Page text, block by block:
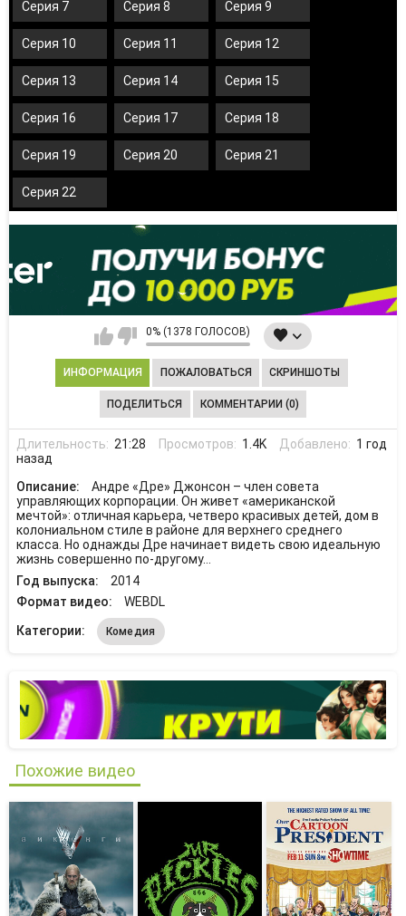
Серия 7 Серия 8 Серия 9
Серия 10 Серия 11 Серия 12
Серия 13 Серия 14 Серия 15
Серия 16 Серия 17 Серия 18
Серия 19 Серия 20 Серия 21
Серия 22
0% (1378 ГОЛОСОВ)
ИНФОРМАЦИЯ ПОЖАЛОВАТЬСЯ СКРИНШОТЫ
ПОДЕЛИТЬСЯ КОММЕНТАРИИ (0)
Длительность: 21:28 Просмотров: 1.4K Добавлено: 1 год
назад
Описание:
Андре «Дре» Джонсон – член совета
управляющих корпорации. Он живет «американской
мечтой»: отличная карьера, четверо красивых детей, дом в
колониальном стиле в районе для верхнего среднего
класса. Но однажды Дре начинает видеть свою идеальную
жизнь совершенно по-другому…
Год выпуска:
2014
Формат видео:
WEBDL
Категории:
Комедия
Похожие видео